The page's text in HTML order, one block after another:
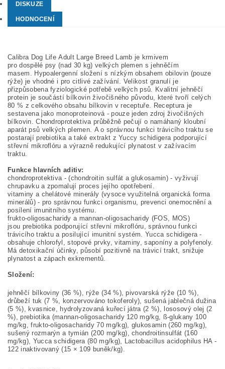
DISKUZE
HODNOCENÍ
Calibra Dog Life Adult Large Breed Lamb je krmivem
pro dospělé psy (nad 30 kg) velkých plemen s jehněčím
masem. Hypoalergenní složení s nízkým obsahem obilovin (pouze
rýže) je vhodné i pro citlivé zažívání. Velikost granulí je
přizpůsobena fyziologické potřebě velkých psů. Kvalitní jehněčí
protein je součástí bílkovin živočišného původu, které tvoří celých
80 % z celkového obsahu bílkovin v receptuře. Receptura je
sestavena jako monoproteinová - pouze jeden zdroj živočišných
bílkovin. Chondroprotektiva průběžně pečují o namáhaný kloubní
aparát psů velkých plemen. A o správnou funkci trávicího traktu se
postarají prebiotika a také extrakt z Yuccy schidigera podporující
střevní mikroflóru a výrazně redukující plynatost v zažívacím
traktu.
Funkce hlavních aditiv:
chondroprotektiva - (chondroitin sulfát a glukosamin) - vyživují
chrupavku a zpomalují proces jejího opotřebení.
vitaminy a chelátové minerály (vysoce využitelná organická forma
minerálů) - pro správnou funkci organismu, prevenci onemocnění a
posílení imunitního systému.
frukto-oligosacharidy a mannan-oligosacharidy (FOS, MOS)
jsou prebiotika podporující střevní mikroflóru, správnou funkci
trávicího traktu a posilující imunitní systém. Yucca schidigera -
obsahuje chlorofyl, stopové prvky, vitaminy, saponíny a polyfenoly.
Má detoxikační účinky, působí pozitivně na trávicí trakt, snižuje
plynatost a zápach exkrementů.
Složení:
jehněčí bílkoviny (36 %), rýže (34 %), pivovarská rýže (10 %),
drůbeží tuk (7 %, konzervováno tokoferoly), sušená jablečná dužina
(5 %), kvasnice, hydrolyzovaná kuřecí játra (2 %), lososový olej (2
%), prebiotika (mannan-oligosacharidy 120 mg/kg, ß-glukany 100
mg/kg, frukto-oligosacharidy 70 mg/kg), glukosamin (260 mg/kg),
sušený rozmarýn a tymián (200 mg/kg), chondroitinsulfát (160
mg/kg), Yucca schidigera (80 mg/kg), Lactobacillus acidophilus HA -
122 inaktivovaný (15 × 109 buněk/kg).